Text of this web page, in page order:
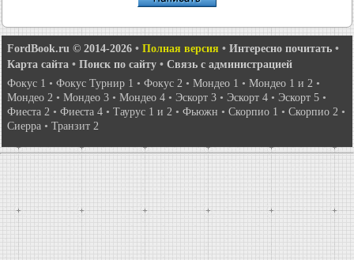
FordBook.ru © 2014-2026 • Полная версия • Интересно почитать •
Карта сайта • Поиск по сайту • Связь с администрацией
Фокус 1 • Фокус Турнир 1 • Фокус 2 • Мондео 1 • Мондео 1 и 2 •
Мондео 2 • Мондео 3 • Мондео 4 • Эскорт 3 • Эскорт 4 • Эскорт 5 •
Фиеста 2 • Фиеста 4 • Таурус 1 и 2 • Фьюжн • Скорпио 1 • Скорпио 2 •
Сиерра • Транзит 2